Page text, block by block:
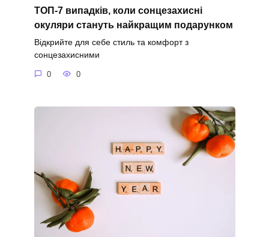
ТОП-7 випадків, коли сонцезахисні
окуляри стануть найкращим подарунком
Відкрийте для себе стиль та комфорт з
сонцезахисними
0 0